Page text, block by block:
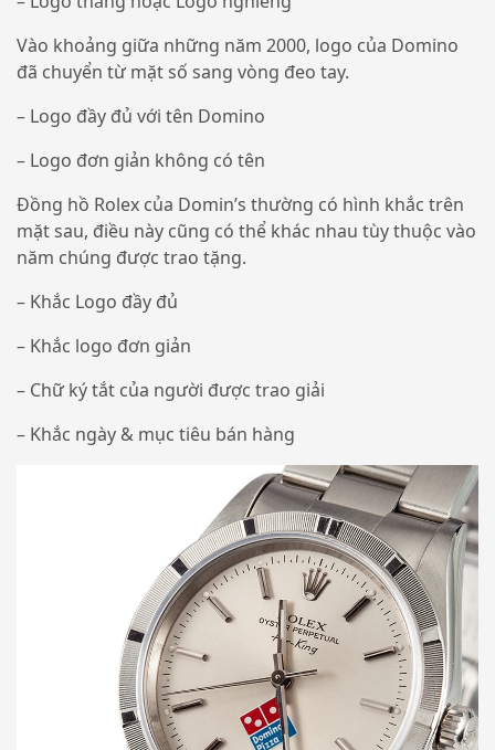
Vào khoảng giữa những năm 2000, logo của Domino
đã chuyển từ mặt số sang vòng đeo tay.
– Logo đầy đủ với tên Domino
– Logo đơn giản không có tên
Đồng hồ Rolex của Domin’s thường có hình khắc trên
mặt sau, điều này cũng có thể khác nhau tùy thuộc vào
năm chúng được trao tặng.
– Khắc Logo đầy đủ
– Khắc logo đơn giản
– Chữ ký tắt của người được trao giải
– Khắc ngày & mục tiêu bán hàng